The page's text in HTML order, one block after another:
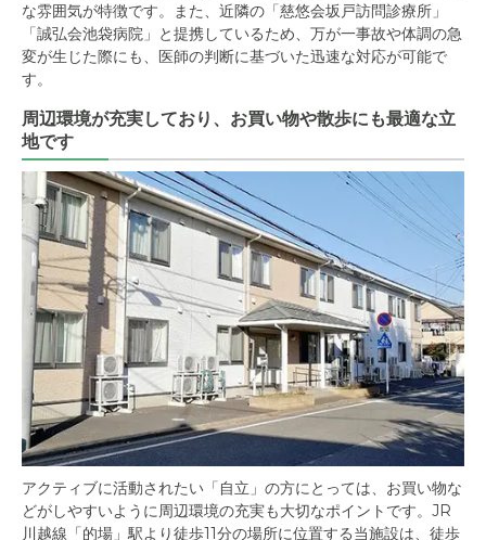
な雰囲気が特徴です。また、近隣の「慈悠会坂戸訪問診療所」
「誠弘会池袋病院」と提携しているため、万が一事故や体調の急
変が生じた際にも、医師の判断に基づいた迅速な対応が可能で
す。
周辺環境が充実しており、お買い物や散歩にも最適な立
地です
アクティブに活動されたい「自立」の方にとっては、お買い物な
どがしやすいように周辺環境の充実も大切なポイントです。JR
川越線「的場」駅より徒歩11分の場所に位置する当施設は、徒歩